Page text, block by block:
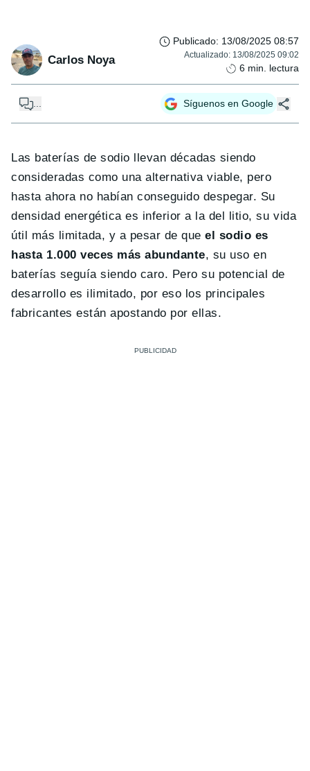
Carlos Noya
Publicado: 13/08/2025 08:57
Actualizado: 13/08/2025 09:02
6 min. lectura
... Síguenos en Google
Las baterías de sodio llevan décadas siendo
consideradas como una alternativa viable, pero
hasta ahora no habían conseguido despegar. Su
densidad energética es inferior a la del litio, su vida
útil más limitada, y a pesar de queel sodio es
hasta 1.000 veces más abundante, su uso en
baterías seguía siendo caro. Pero su potencial de
desarrollo es ilimitado, por eso los principales
fabricantes están apostando por ellas.